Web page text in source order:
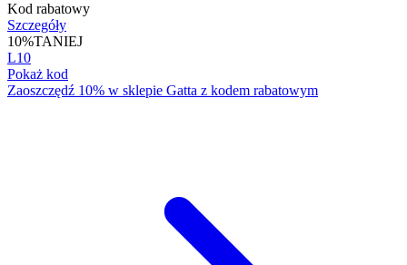
Kod rabatowy
Szczegóły
10%TANIEJ
L10
Pokaż kod
Zaoszczędź 10% w sklepie Gatta z kodem rabatowym